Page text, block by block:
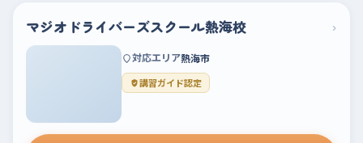
マジオドライバーズスクール熱海校 ›
対応エリア熱海市
講習ガイド認定